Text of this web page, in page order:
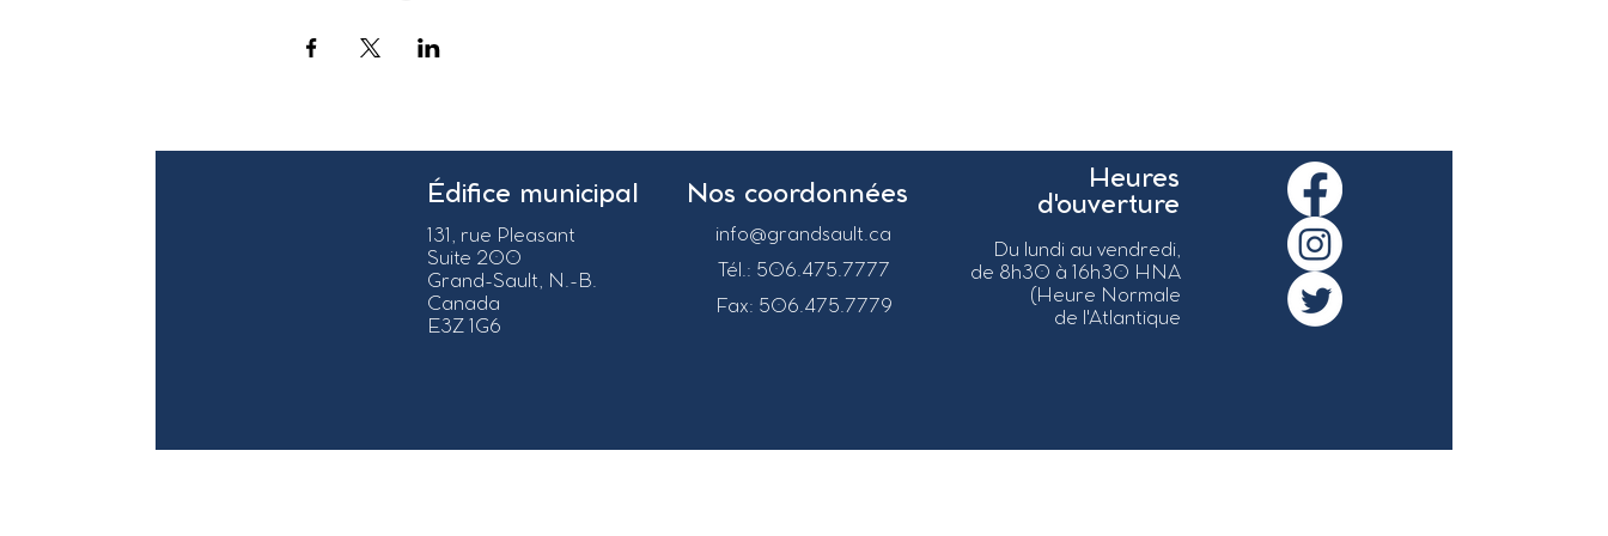
Édifice municipal
131, rue Pleasant
Suite 200
Grand-Sault, N.-B.
Canada
E3Z 1G6
Nos coordonnées
info@grandsault.ca
Tél.: 506.475.7777
Fax: 506.475.7779
Heures
d'ouverture
Du lundi au vendredi,
de 8h30 à 16h30 HNA
(Heure Normale
de l'Atlantique